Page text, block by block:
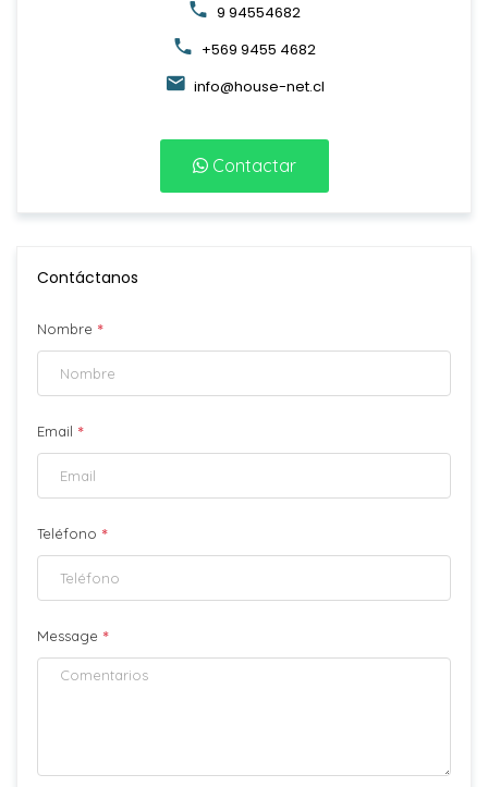
9 94554682
+569 9455 4682
info@house-net.cl
Contactar
Contáctanos
Nombre *
Email *
Teléfono *
Message *